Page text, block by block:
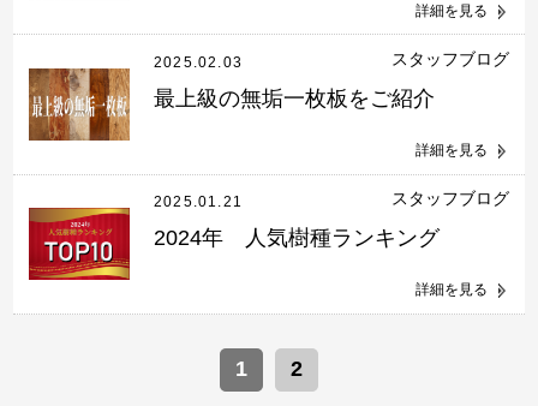
詳細を見る
2025.02.03 スタッフブログ
最上級の無垢一枚板をご紹介
詳細を見る
2025.01.21 スタッフブログ
2024年 人気樹種ランキング
詳細を見る
1 2